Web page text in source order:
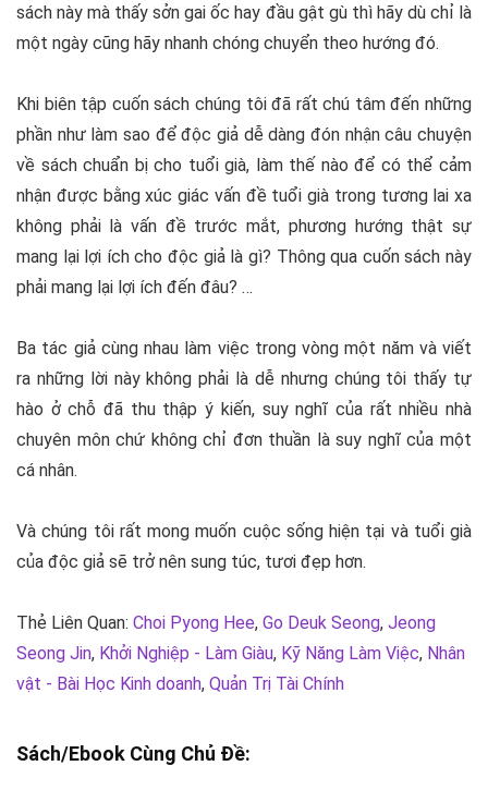
sách này mà thấy sởn gai ốc hay đầu gật gù thì hãy dù chỉ là
một ngày cũng hãy nhanh chóng chuyển theo hướng đó.
Khi biên tập cuốn sách chúng tôi đã rất chú tâm đến những
phần như làm sao để độc giả dễ dàng đón nhận câu chuyện
về sách chuẩn bị cho tuổi già, làm thế nào để có thể cảm
nhận được bằng xúc giác vấn đề tuổi già trong tương lai xa
không phải là vấn đề trước mắt, phương hướng thật sự
mang lại lợi ích cho độc giả là gì? Thông qua cuốn sách này
phải mang lại lợi ích đến đâu? …
Ba tác giả cùng nhau làm việc trong vòng một năm và viết
ra những lời này không phải là dễ nhưng chúng tôi thấy tự
hào ở chỗ đã thu thập ý kiến, suy nghĩ của rất nhiều nhà
chuyên môn chứ không chỉ đơn thuần là suy nghĩ của một
cá nhân.
Và chúng tôi rất mong muốn cuộc sống hiện tại và tuổi già
của độc giả sẽ trở nên sung túc, tươi đẹp hơn.
Thẻ Liên Quan: Choi Pyong Hee, Go Deuk Seong, Jeong
Seong Jin, Khởi Nghiệp - Làm Giàu, Kỹ Năng Làm Việc, Nhân
vật - Bài Học Kinh doanh, Quản Trị Tài Chính
Sách/Ebook Cùng Chủ Đề: